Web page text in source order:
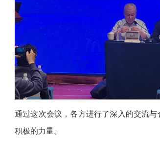
通过这次会议，各方进行了深入的交流
积极的力量。